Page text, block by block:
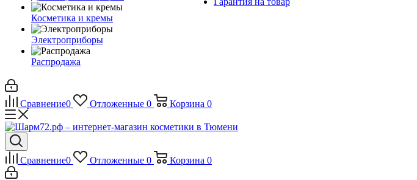
Косметика и кремы
Электроприборы
Распродажа
Сравнение0 Отложенные 0 Корзина 0
Сравнение0 Отложенные 0 Корзина 0